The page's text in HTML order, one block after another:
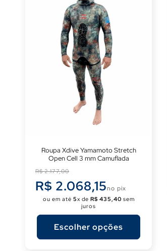
Roupa Xdive Yamamoto Stretch
Open Cell 3 mm Camuflada
Preço
normal
R$ 2.177,00
R$ 2.068,15no pix
ou em até 5x de R$ 435,40 sem
juros
Escolher opções